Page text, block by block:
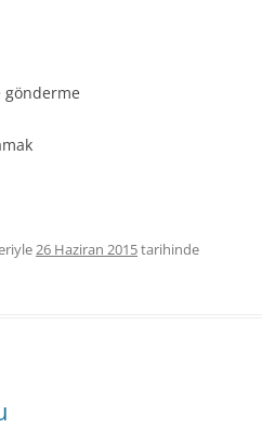
gönderme
26 Haziran 2015tarihinde